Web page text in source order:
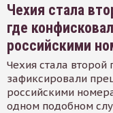
Чехия стала
где
российскими
Чехия стала второй
зафиксировали
российскими
одном подобном